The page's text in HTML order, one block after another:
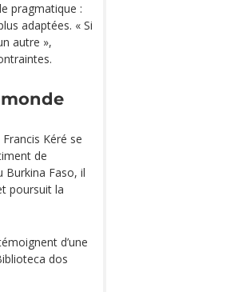
pragmatique :
adaptées. « Si
autre »,
Kéré se
de
Burkina Faso, il
poursuit la
d’une
dos